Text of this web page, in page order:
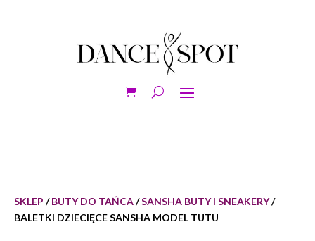
SKLEP /BUTY DO TAŃCA/SANSHA BUTY I SNEAKERY/
BALETKI DZIECIĘCE SANSHA MODEL TUTU